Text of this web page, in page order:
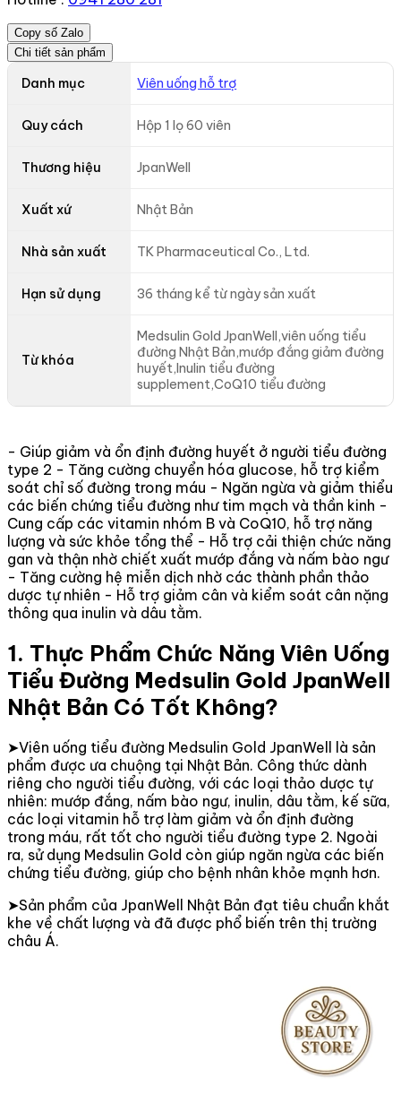
Copy số Zalo
Chi tiết sản phẩm
Danh mục Viên uống hỗ trợ
Quy cách Hộp 1 lọ 60 viên
Thương hiệu JpanWell
Xuất xứ Nhật Bản
Nhà sản xuất TK Pharmaceutical Co., Ltd.
Hạn sử dụng 36 tháng kể từ ngày sản xuất
Từ khóa
Medsulin Gold JpanWell,viên uống tiểu
đường Nhật Bản,mướp đắng giảm đường
huyết,Inulin tiểu đường
supplement,CoQ10 tiểu đường
- Giúp giảm và ổn định đường huyết ở người tiểu đường
type 2 - Tăng cường chuyển hóa glucose, hỗ trợ kiểm
soát chỉ số đường trong máu - Ngăn ngừa và giảm thiểu
các biến chứng tiểu đường như tim mạch và thần kinh -
Cung cấp các vitamin nhóm B và CoQ10, hỗ trợ năng
lượng và sức khỏe tổng thể - Hỗ trợ cải thiện chức năng
gan và thận nhờ chiết xuất mướp đắng và nấm bào ngư
- Tăng cường hệ miễn dịch nhờ các thành phần thảo
dược tự nhiên - Hỗ trợ giảm cân và kiểm soát cân nặng
thông qua inulin và dâu tằm.
1. Thực Phẩm Chức Năng Viên Uống
Tiểu Đường Medsulin Gold JpanWell
Nhật Bản Có Tốt Không?
➤Viên uống tiểu đường Medsulin Gold JpanWell là sản
phẩm được ưa chuộng tại Nhật Bản. Công thức dành
riêng cho người tiểu đường, với các loại thảo dược tự
nhiên: mướp đắng, nấm bào ngư, inulin, dâu tằm, kế sữa,
các loại vitamin hỗ trợ làm giảm và ổn định đường
trong máu, rất tốt cho người tiểu đường type 2. Ngoài
ra, sử dụng Medsulin Gold còn giúp ngăn ngừa các biến
chứng tiểu đường, giúp cho bệnh nhân khỏe mạnh hơn.
➤Sản phẩm của JpanWell Nhật Bản đạt tiêu chuẩn khắt
khe về chất lượng và đã được phổ biến trên thị trường
châu Á.